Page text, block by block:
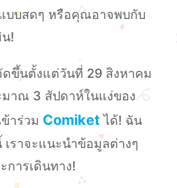
บบสดๆ หรือคุณอาจพบกับ
!
ดขึ้นตั้งแต่วันที่ 29 สิงหาคม
มาณ 3 สัปดาห์ในแง่ของ
าร่วม Comiket ได้! ฉัน
ราจะแนะนําข้อมูลต่างๆ
การเดินทาง!